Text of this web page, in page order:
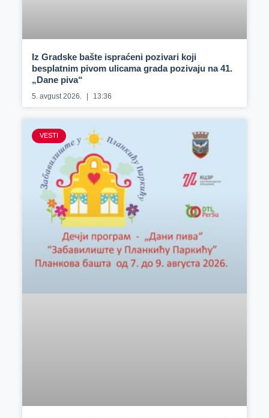
Iz Gradske bašte ispraćeni pozivari koji
besplatnim pivom ulicama grada pozivaju na 41.
„Dane piva“
5. avgust 2026. 13:36
VESTI